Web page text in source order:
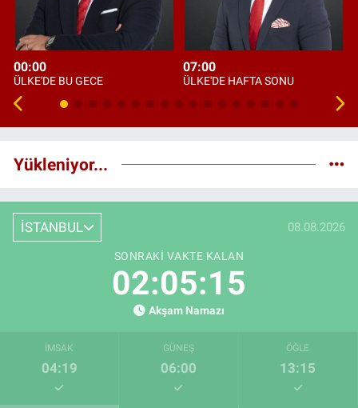
00:00
ÜLKE'DE BU GECE
07:00
ÜLKE'DE HAFTA SONU
Yükleniyor...
İSTANBUL 08.08.2026
SONRAKI VAKTE KALAN
02:05:14
Akşam Namazı
İMSAK
04:19
GÜNEŞ
06:00
ÖĞLE
13:15